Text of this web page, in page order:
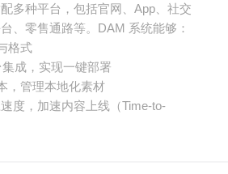
多种平台，包括官网、App、社交
、零售通路等。DAM 系统能够：
格式
成，实现一键部署
，管理本地化素材
度，加速内容上线（Time-to-